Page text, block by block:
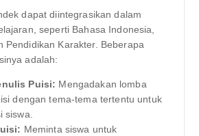
dapat diintegrasikan dalam
seperti Bahasa Indonesia,
Pendidikan Karakter. Beberapa
adalah:
Puisi: Mengadakan lomba
dengan tema-tema tertentu untuk
siswa.
Meminta siswa untuk